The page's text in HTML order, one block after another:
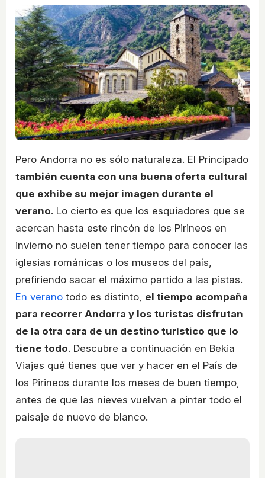
Pero Andorra no es sólo naturaleza. El Principado
también cuenta con una buena oferta cultural
que exhibe su mejor imagen durante el
verano. Lo cierto es que los esquiadores que se
acercan hasta este rincón de los Pirineos en
invierno no suelen tener tiempo para conocer las
iglesias románicas o los museos del país,
prefiriendo sacar el máximo partido a las pistas.
En verano todo es distinto, el tiempo acompaña
para recorrer Andorra y los turistas disfrutan
de la otra cara de un destino turístico que lo
tiene todo. Descubre a continuación en Bekia
Viajes qué tienes que ver y hacer en el País de
los Pirineos durante los meses de buen tiempo,
antes de que las nieves vuelvan a pintar todo el
paisaje de nuevo de blanco.